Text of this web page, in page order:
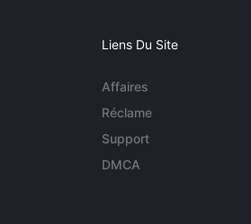
Liens Du Site
Affaires
Réclame
Support
DMCA